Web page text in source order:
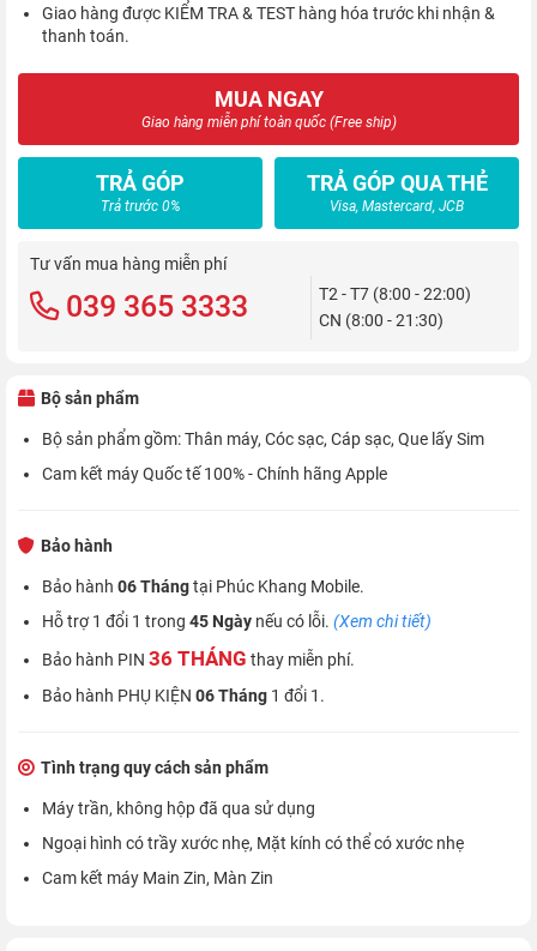
Giao hàng được KIỂM TRA & TEST hàng hóa trước khi nhận &
thanh toán.
MUA NGAY
Giao hàng miễn phí toàn quốc (Free ship)
TRẢ GÓP
Trả trước 0%
TRẢ GÓP QUA THẺ
Visa, Mastercard, JCB
Tư vấn mua hàng miễn phí
039 365 3333
T2 - T7 (8:00 - 22:00)
CN (8:00 - 21:30)
Bộ sản phẩm
Bộ sản phẩm gồm: Thân máy, Cóc sạc, Cáp sạc, Que lấy Sim
Cam kết máy Quốc tế 100% - Chính hãng Apple
Bảo hành
Bảo hành 06 Thángtại Phúc Khang Mobile.
Hỗ trợ 1 đổi 1 trong 45 Ngày nếu có lỗi. (Xem chi tiết)
Bảo hành PIN 36 THÁNG thay miễn phí.
Bảo hành PHỤ KIỆN 06 Tháng 1 đổi 1.
Tình trạng quy cách sản phẩm
Máy trần, không hộp đã qua sử dụng
Ngoại hình có trầy xước nhẹ, Mặt kính có thể có xước nhẹ
Cam kết máy Main Zin, Màn Zin